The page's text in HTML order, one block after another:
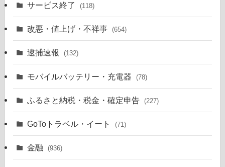
サービス終了 (118)
改悪・値上げ・不祥事 (654)
逮捕速報 (132)
モバイルバッテリー・充電器 (78)
ふるさと納税・税金・確定申告 (227)
GoToトラベル・イート (71)
金融 (936)